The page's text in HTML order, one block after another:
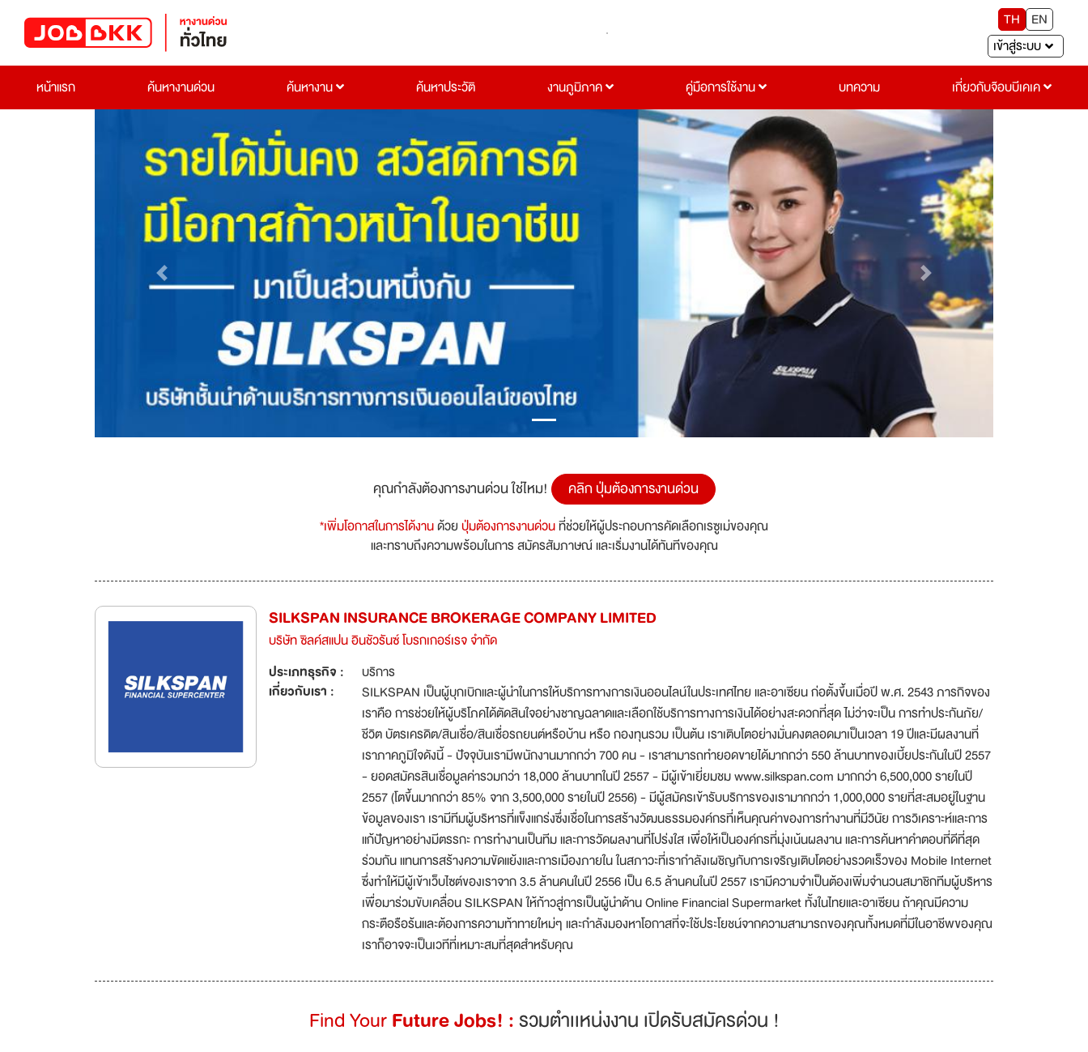
TH
EN
เข้าสู่ระบบ
หน้าแรก
ค้นหางานด่วน ค้นหางาน ค้นหาประวัติ งานภูมิภาค คู่มือการใช้งาน บทความ เกี่ยวกับจ๊อบบีเคเค
Previous Next
คุณกำลังต้องการงานด่วน ใช่ไหม! คลิก ปุ่มต้องการงานด่วน
*เพิ่มโอกาสในการได้งานด้วยปุ่มต้องการงานด่วนที่ช่วยให้ผู้ประกอบการคัดเลือกเรซูเม่ของคุณ
และทราบถึงความพร้อมในการ สมัครสัมภาษณ์ และเริ่มงานได้ทันทีของคุณ
SILKSPAN INSURANCE BROKERAGE COMPANY LIMITED
บริษัท ซิลค์สแปน อินชัวรันซ์ โบรกเกอร์เรจ จำกัด
ประเภทธุรกิจ :
บริการ
เกี่ยวกับเรา :
SILKSPAN เป็นผู้บุกเบิกและผู้นำในการให้บริการทางการเงินออนไลน์ในประเทศไทย และอาเซียน ก่อตั้งขึ้นเมื่อปี พ.ศ. 2543 ภารกิจของ
เราคือ การช่วยให้ผู้บริโภคได้ตัดสินใจอย่างชาญฉลาดและเลือกใช้บริการทางการเงินได้อย่างสะดวกที่สุด ไม่ว่าจะเป็น การทำประกันภัย/
ชีวิต บัตรเครดิต/สินเชื่อ/สินเชื่อรถยนต์หรือบ้าน หรือ กองทุนรวม เป็นต้น เราเติบโตอย่างมั่นคงตลอดมาเป็นเวลา 19 ปีและมีผลงานที่
เราภาคภูมิใจดังนี้ - ปัจจุบันเรามีพนักงานมากกว่า 700 คน - เราสามารถทำยอดขายได้มากกว่า 550 ล้านบาทของเบี้ยประกันในปี 2557
- ยอดสมัครสินเชื่อมูลค่ารวมกว่า 18,000 ล้านบาทในปี 2557 - มีผู้เข้าเยี่ยมชม www.silkspan.com มากกว่า 6,500,000 รายในปี
2557 (โตขึ้นมากกว่า 85% จาก 3,500,000 รายในปี 2556) - มีผู้สมัครเข้ารับบริการของเรามากกว่า 1,000,000 รายที่สะสมอยู่ในฐาน
ข้อมูลของเรา เรามีทีมผู้บริหารที่แข็งแกร่งซึ่งเชื่อในการสร้างวัฒนธรรมองค์กรที่เห็นคุณค่าของการทำงานที่มีวินัย การวิเคราะห์และการ
แก้ปัญหาอย่างมีตรรกะ การทำงานเป็นทีม และการวัดผลงานที่โปร่งใส เพื่อให้เป็นองค์กรที่มุ่งเน้นผลงาน และการค้นหาคำตอบที่ดีที่สุด
ร่วมกัน แทนการสร้างความขัดแย้งและการเมืองภายใน ในสภาวะที่เรากำลังเผชิญกับการเจริญเติบโตอย่างรวดเร็วของ Mobile Internet
ซึ่งทำให้มีผู้เข้าเว็บไซต์ของเราจาก 3.5 ล้านคนในปี 2556 เป็น 6.5 ล้านคนในปี 2557 เรามีความจำเป็นต้องเพิ่มจำนวนสมาชิกทีมผู้บริหาร
เพื่อมาร่วมขับเคลื่อน SILKSPAN ให้ก้าวสู่การเป็นผู้นำด้าน Online Financial Supermarket ทั้งในไทยและอาเซียน ถ้าคุณมีความ
กระตือรือร้นและต้องการความท้าทายใหม่ๆ และกำลังมองหาโอกาสที่จะใช้ประโยชน์จากความสามารถของคุณทั้งหมดที่มีในอาชีพของคุณ
เราก็อาจจะเป็นเวทีที่เหมาะสมที่สุดสำหรับคุณ
Find YourFuture Jobs! :รวมตำเเหน่งงาน เปิดรับสมัครด่วน !